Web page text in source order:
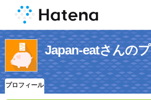
Japan-eatさんの
プロフィール